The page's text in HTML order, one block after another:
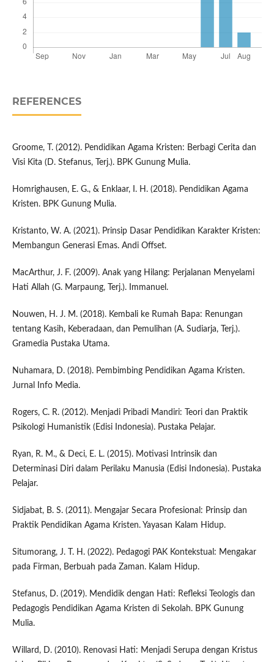
REFERENCES
Groome, T. (2012). Pendidikan Agama Kristen: Berbagi Cerita dan
Visi Kita (D. Stefanus, Terj.). BPK Gunung Mulia.
Homrighausen, E. G., & Enklaar, I. H. (2018). Pendidikan Agama
Kristen. BPK Gunung Mulia.
Kristanto, W. A. (2021). Prinsip Dasar Pendidikan Karakter Kristen:
Membangun Generasi Emas. Andi Offset.
MacArthur, J. F. (2009). Anak yang Hilang: Perjalanan Menyelami
Hati Allah (G. Marpaung, Terj.). Immanuel.
Nouwen, H. J. M. (2018). Kembali ke Rumah Bapa: Renungan
tentang Kasih, Keberadaan, dan Pemulihan (A. Sudiarja, Terj.).
Gramedia Pustaka Utama.
Nuhamara, D. (2018). Pembimbing Pendidikan Agama Kristen.
Jurnal Info Media.
Rogers, C. R. (2012). Menjadi Pribadi Mandiri: Teori dan Praktik
Psikologi Humanistik (Edisi Indonesia). Pustaka Pelajar.
Ryan, R. M., & Deci, E. L. (2015). Motivasi Intrinsik dan
Determinasi Diri dalam Perilaku Manusia (Edisi Indonesia). Pustaka
Pelajar.
Sidjabat, B. S. (2011). Mengajar Secara Profesional: Prinsip dan
Praktik Pendidikan Agama Kristen. Yayasan Kalam Hidup.
Situmorang, J. T. H. (2022). Pedagogi PAK Kontekstual: Mengakar
pada Firman, Berbuah pada Zaman. Kalam Hidup.
Stefanus, D. (2019). Mendidik dengan Hati: Refleksi Teologis dan
Pedagogis Pendidikan Agama Kristen di Sekolah. BPK Gunung
Mulia.
Willard, D. (2010). Renovasi Hati: Menjadi Serupa dengan Kristus